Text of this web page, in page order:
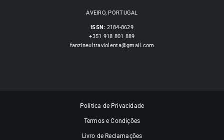
AVEIRO, PORTUGAL
ISSN: 2184-8629
+351 918 801 889
fanzineultraviolenta@gmail.com
Política de Privacidade
Termos e Condições
Livro de Reclamações